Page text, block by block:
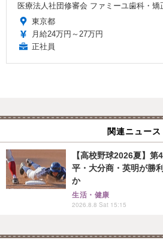
医療法人社団修審会 ファミーユ歯科・矯
東京都
月給24万円～27万円
正社員
関連ニュース
【高校野球2026夏】
平・大分商・英明が勝
か
生活・健康
2026.8.8 Sat 15:15